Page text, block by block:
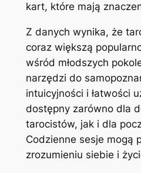
kart, które mają
Z danych wynika, że
coraz większą
wśród młodszych
narzędzi do
intuicyjności i łatwości
dostępny zarówno dla
tarocistów, jak i dla
Codzienne sesje mogą
zrozumieniu siebie i